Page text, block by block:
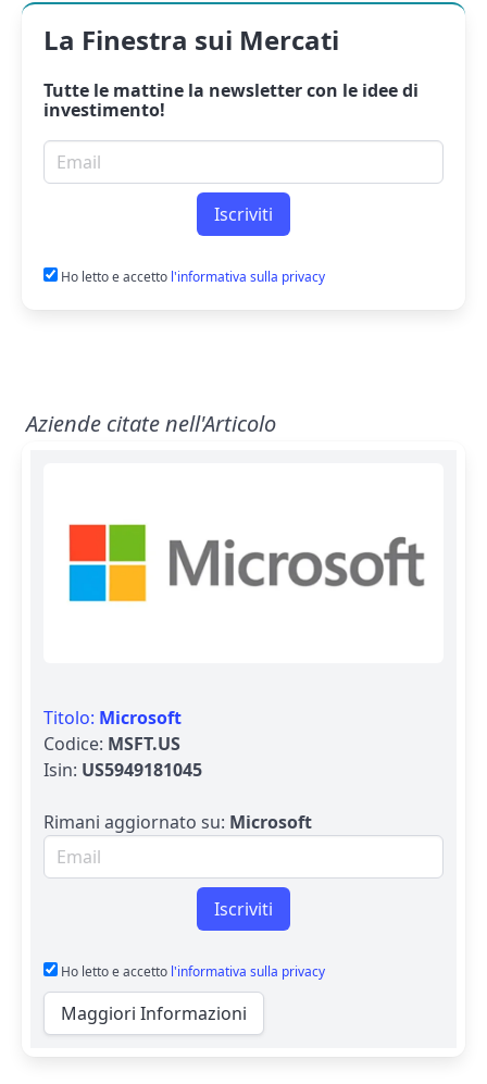
La Finestra sui Mercati
Tutte le mattine la newslettercon le idee di
investimento!
Email per newsletter
Iscriviti
Ho letto e accetto l'informativa sulla privacy
Aziende citate nell'Articolo
Titolo: Microsoft
Codice: MSFT.US
Isin: US5949181045
Rimani aggiornato su: Microsoft
Email per newsletter
Iscriviti
Ho letto e accetto l'informativa sulla privacy
Maggiori Informazioni